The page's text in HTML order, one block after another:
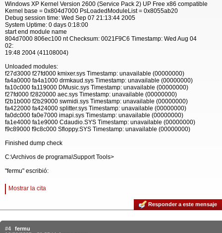
Windows XP Kernel Version 2600 (Service Pack 2) UP Free x86 compatible
Kernel base = 0x804d7000 PsLoadedModuleList = 0x8055ab20
Debug session time: Wed Sep 07 21:13:44 2005
System Uptime: 0 days 0:18:00
start end module name
804d7000 806ec100 nt Checksum: 0021F9C6 Timestamp: Wed Aug 04
02:
19:48 2004 (41108004)
Unloaded modules:
f27d3000 f27fd000 kmixer.sys Timestamp: unavailable (00000000)
fa4a0000 fa4a1000 drmkaud.sys Timestamp: unavailable (00000000)
fa10c000 fa119000 DMusic.sys Timestamp: unavailable (00000000)
f27fd000 f2820000 aec.sys Timestamp: unavailable (00000000)
f2b1b000 f2b29000 swmidi.sys Timestamp: unavailable (00000000)
fa422000 fa424000 splitter.sys Timestamp: unavailable (00000000)
fa0dc000 fa0e7000 imapi.sys Timestamp: unavailable (00000000)
fa1e4000 fa1e9000 Cdaudio.SYS Timestamp: unavailable (00000000)
f9c89000 f9c8c000 Sfloppy.SYS Timestamp: unavailable (00000000)
Finished dump check
C:\Archivos de programa\Support Tools>
"fermu" escribió:
Mostrar la cita
Responder a este mensaje
#4
fermu